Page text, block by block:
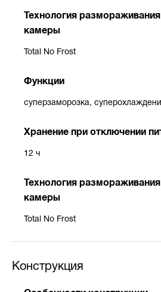
Технология
камеры
Total No Frost
Функции
суперзаморозка,
Хранение при отключении
12 ч
Технология
камеры
Total No Frost
Конструкция